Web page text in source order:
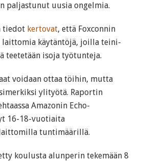
paljastunut uusia ongelmia.
tiedot kertovat, että Foxconnin
laittomia käytäntöjä, joilla teini-
teetetään isoja työtunteja.
voidaan ottaa töihin, mutta
ylityötä. Raportin
Amazonin Echo-
16-18-vuotiaita
tuntimäärillä.
koulusta alunperin tekemään 8